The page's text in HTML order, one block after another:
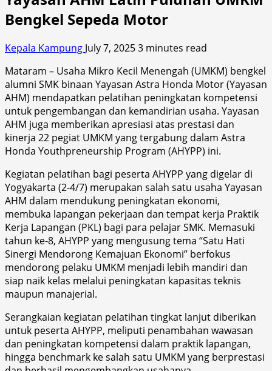
Bengkel Sepeda Motor
Kepala Kampung July 7, 20253 minutes read
Mataram – Usaha Mikro Kecil Menengah (UMKM) bengkel
alumni SMK binaan Yayasan Astra Honda Motor (Yayasan
AHM) mendapatkan pelatihan peningkatan kompetensi
untuk pengembangan dan kemandirian usaha. Yayasan
AHM juga memberikan apresiasi atas prestasi dan
kinerja 22 pegiat UMKM yang tergabung dalam Astra
Honda Youthpreneurship Program (AHYPP) ini.
Kegiatan pelatihan bagi peserta AHYPP yang digelar di
Yogyakarta (2-4/7) merupakan salah satu usaha Yayasan
AHM dalam mendukung peningkatan ekonomi,
membuka lapangan pekerjaan dan tempat kerja Praktik
Kerja Lapangan (PKL) bagi para pelajar SMK. Memasuki
tahun ke-8, AHYPP yang mengusung tema “Satu Hati
Sinergi Mendorong Kemajuan Ekonomi” berfokus
mendorong pelaku UMKM menjadi lebih mandiri dan
siap naik kelas melalui peningkatan kapasitas teknis
maupun manajerial.
Serangkaian kegiatan pelatihan tingkat lanjut diberikan
untuk peserta AHYPP, meliputi penambahan wawasan
dan peningkatan kompetensi dalam praktik lapangan,
hingga benchmark ke salah satu UMKM yang berprestasi